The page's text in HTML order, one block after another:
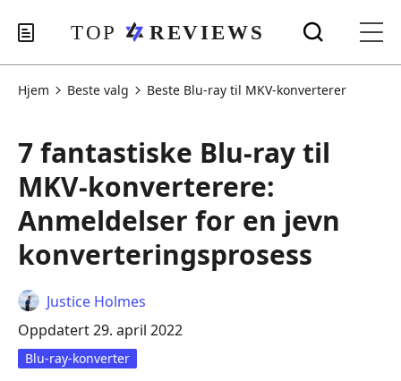
Hjem Beste valg Beste Blu-ray til MKV-konverterer
7 fantastiske Blu-ray til
MKV-konverterere:
Anmeldelser for en jevn
konverteringsprosess
Justice Holmes
Oppdatert 29. april 2022
Blu-ray-konverter